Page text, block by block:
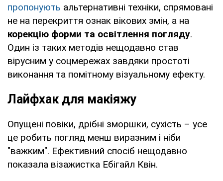
пропонують альтернативні техніки, спрямовані
не на перекриття ознак вікових змін, а на
корекцію форми та освітлення погляду.
Один із таких методів нещодавно став
вірусним у соцмережах завдяки простоті
виконання та помітному візуальному ефекту.
Лайфхак для макіяжу
Опущені повіки, дрібні зморшки, сухість – усе
це робить погляд менш виразним і ніби
"важким". Ефективний спосіб нещодавно
показала візажистка Ебігайл Квін.